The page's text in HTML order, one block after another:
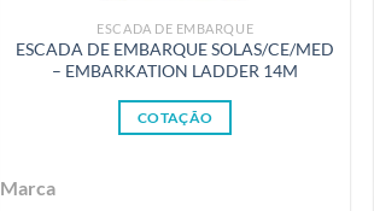
ESCADA DE EMBARQUE
ESCADA DE EMBARQUE SOLAS/CE/MED
– EMBARKATION LADDER 14M
COTAÇÃO
Marca